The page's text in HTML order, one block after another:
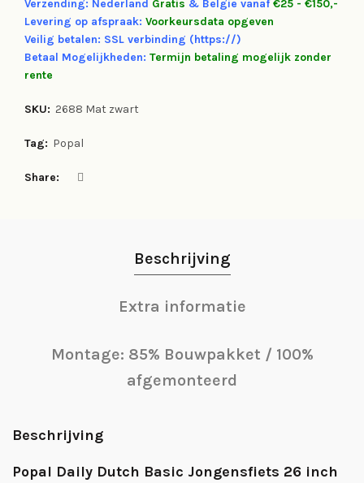
Verzending: Nederland Gratis & Belgie vanaf €25 - €150,-
Levering op afspraak: Voorkeursdata opgeven
Veilig betalen: SSL verbinding (https://)
Betaal Mogelijkheden: Termijn betaling mogelijk zonder
rente
SKU: 2688 Mat zwart
Tag: Popal
Share
Beschrijving
Extra informatie
Montage: 85% Bouwpakket / 100%
afgemonteerd
Beschrijving
Popal Daily Dutch Basic Jongensfiets 26 inch